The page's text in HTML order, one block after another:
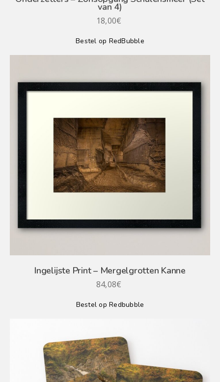
van 4)
18,00€
Bestel op RedBubble
Ingelijste Print – Mergelgrotten Kanne
84,08€
Bestel op Redbubble